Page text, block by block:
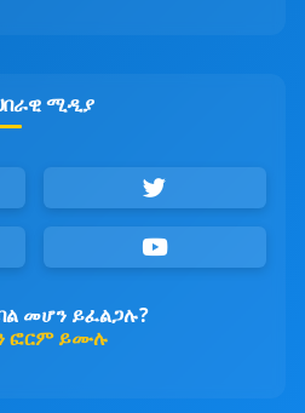
ሚዲያ
መሆን ይፈልጋሉ?
ፎርም ይሙሉ